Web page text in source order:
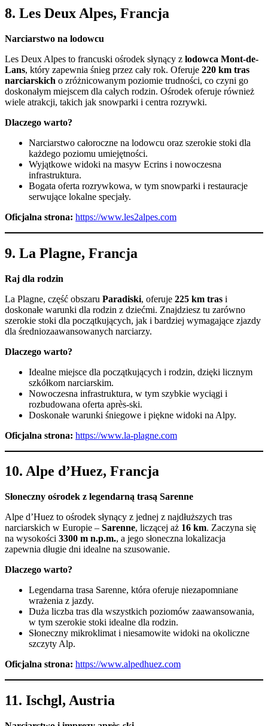
8. Les Deux Alpes, Francja
Narciarstwo na lodowcu
Les Deux Alpes to francuski ośrodek słynący z lodowca Mont-de-
Lans, który zapewnia śnieg przez cały rok. Oferuje 220 km tras
narciarskich o zróżnicowanym poziomie trudności, co czyni go
doskonałym miejscem dla całych rodzin. Ośrodek oferuje również
wiele atrakcji, takich jak snowparki i centra rozrywki.
Dlaczego warto?
Narciarstwo całoroczne na lodowcu oraz szerokie stoki dla
każdego poziomu umiejętności.
Wyjątkowe widoki na masyw Ecrins i nowoczesna
infrastruktura.
Bogata oferta rozrywkowa, w tym snowparki i restauracje
serwujące lokalne specjały.
Oficjalna strona: https://www.les2alpes.com
9. La Plagne, Francja
Raj dla rodzin
La Plagne, część obszaru Paradiski, oferuje 225 km tras i
doskonałe warunki dla rodzin z dziećmi. Znajdziesz tu zarówno
szerokie stoki dla początkujących, jak i bardziej wymagające zjazdy
dla średniozaawansowanych narciarzy.
Dlaczego warto?
Idealne miejsce dla początkujących i rodzin, dzięki licznym
szkółkom narciarskim.
Nowoczesna infrastruktura, w tym szybkie wyciągi i
rozbudowana oferta après-ski.
Doskonałe warunki śniegowe i piękne widoki na Alpy.
Oficjalna strona: https://www.la-plagne.com
10. Alpe d’Huez, Francja
Słoneczny ośrodek z legendarną trasą Sarenne
Alpe d’Huez to ośrodek słynący z jednej z najdłuższych tras
narciarskich w Europie – Sarenne, liczącej aż 16 km. Zaczyna się
na wysokości 3300 m n.p.m., a jego słoneczna lokalizacja
zapewnia długie dni idealne na szusowanie.
Dlaczego warto?
Legendarna trasa Sarenne, która oferuje niezapomniane
wrażenia z jazdy.
Duża liczba tras dla wszystkich poziomów zaawansowania,
w tym szerokie stoki idealne dla rodzin.
Słoneczny mikroklimat i niesamowite widoki na okoliczne
szczyty Alp.
Oficjalna strona: https://www.alpedhuez.com
11. Ischgl, Austria